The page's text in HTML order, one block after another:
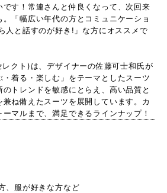
す！常連さんと仲良くなって、次回来
「幅広い年代の方とコミュニケーショ
人と話すのが好き!」な方にオススメで
クト)は、デザイナーの佐藤可士和氏が
着る・楽しむ」をテーマとしたスーツ
トレンドを敏感にとらえ、高い品質と
ね備えたスーツを展開しています。カ
マルまで、満足できるラインナップ！
、服が好きな方など